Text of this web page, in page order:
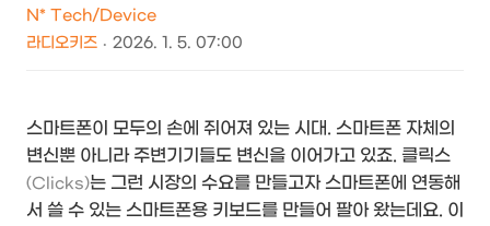
N* Tech/Device
라디오키즈
2026. 1. 5. 07:00
스마트폰이 모두의 손에 쥐어져 있는 시대. 스마트폰 자체의
변신뿐 아니라 주변기기들도 변신을 이어가고 있죠. 클릭스
(Clicks)는 그런 시장의 수요를 만들고자 스마트폰에 연동해
서 쓸 수 있는 스마트폰용 키보드를 만들어 팔아 왔는데요. 이